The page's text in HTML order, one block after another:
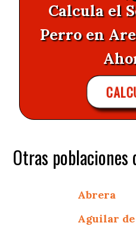
Calcula el
Perro en
Otras poblaciones
Abrera
Aguilar